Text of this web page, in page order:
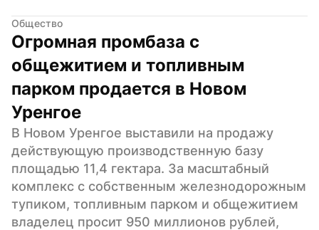
Общество
Огромная промбаза с
общежитием и топливным
парком продается в Новом
Уренгое
В Новом Уренгое выставили на продажу
действующую производственную базу
площадью 11,4 гектара. За масштабный
комплекс с собственным железнодорожным
тупиком, топливным парком и общежитием
владелец просит 950 миллионов рублей,